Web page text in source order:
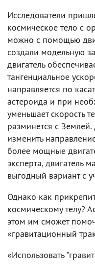
Исследователи
космическое тело с
можно с помощью
создали модельную
двигатель
тангенциальное
направляется по
астероида и при
уменьшает скорость
разминется с
изменить
более мощные
эксперта, двигатель
выгодный вариант с
Однако как
космическому телу?
этом им сможет
«гравитационный
«Использовать